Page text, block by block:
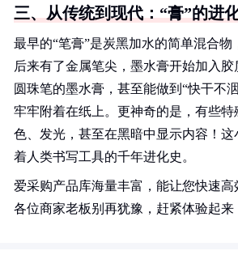
三、从传统到现代：“膏”的进
最早的“笔膏”是炭黑加水的简单混合物
后来有了金属笔尖，墨水膏开始加入
圆珠笔的墨水膏，甚至能做到“快干不
牢牢附着在纸上。更神奇的是，有些特
色、发光，甚至在黑暗中显示内容！这
着人类书写工具的千年进化史。
爱采购产品库海量丰富，能让您快速高
各位商家老板别再犹豫，赶紧体验起来